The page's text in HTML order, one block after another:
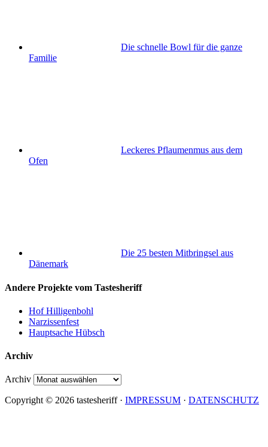
Die schnelle Bowl für die ganze
Familie
Leckeres Pflaumenmus aus dem
Ofen
Die 25 besten Mitbringsel aus
Dänemark
Andere Projekte vom Tastesheriff
Hof Hilligenbohl
Narzissenfest
Hauptsache Hübsch
Archiv
Archiv
Copyright © 2026 tastesheriff · IMPRESSUM · DATENSCHUTZ